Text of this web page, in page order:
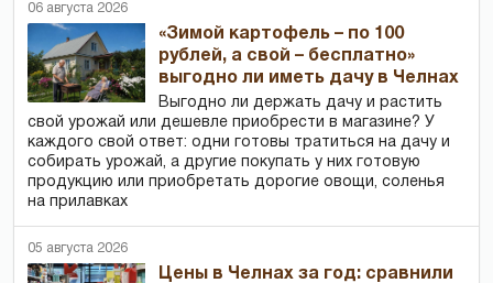
06 августа 2026
«Зимой картофель – по 100
рублей, а свой – бесплатно»
выгодно ли иметь дачу в Челнах
Выгодно ли держать дачу и растить
свой урожай или дешевле приобрести в магазине? У
каждого свой ответ: одни готовы тратиться на дачу и
собирать урожай, а другие покупать у них готовую
продукцию или приобретать дорогие овощи, соленья
на прилавках
05 августа 2026
Цены в Челнах за год: сравнили